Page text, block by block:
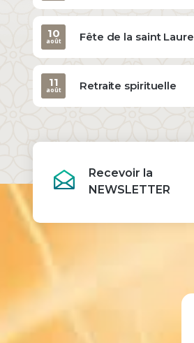
Fête de la saint
10
août
Retraite spirituelle
11
août
Recevoir la
NEWSLETTER